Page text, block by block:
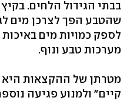
שהטבע הפך לצרכן מים
לספק כמויות מים
מערכות טבע ונוף.
מטרתן של ההקצאות
קיים" ולמנוע פגיעה